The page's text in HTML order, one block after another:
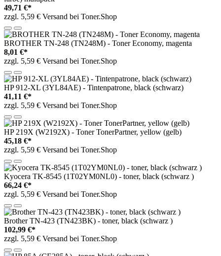
49,71 €*
zzgl. 5,59 € Versand bei Toner.Shop
BROTHER TN-248 (TN248M) - Toner Economy, magenta
8,01 €*
zzgl. 5,59 € Versand bei Toner.Shop
HP 912-XL (3YL84AE) - Tintenpatrone, black (schwarz)
41,11 €*
zzgl. 5,59 € Versand bei Toner.Shop
HP 219X (W2192X) - Toner TonerPartner, yellow (gelb)
45,18 €*
zzgl. 5,59 € Versand bei Toner.Shop
Kyocera TK-8545 (1T02YM0NL0) - toner, black (schwarz )
66,24 €*
zzgl. 5,59 € Versand bei Toner.Shop
Brother TN-423 (TN423BK) - toner, black (schwarz )
102,99 €*
zzgl. 5,59 € Versand bei Toner.Shop